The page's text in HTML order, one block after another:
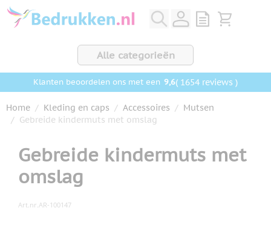
Ga naar de inhoud
View quote,
Bekijk
Alle categorieën
Klanten beoordelen ons met een 9,6( 1654 reviews )
Home / Kleding en caps / Accessoires / Mutsen
/ Gebreide kindermuts met omslag
Gebreide kindermuts met
omslag
Art.nr. AR-100147